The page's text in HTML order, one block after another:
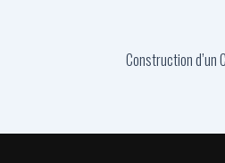
Construction d’un